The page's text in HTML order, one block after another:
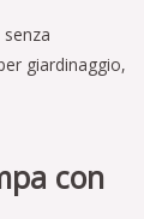
giardinaggio,
con